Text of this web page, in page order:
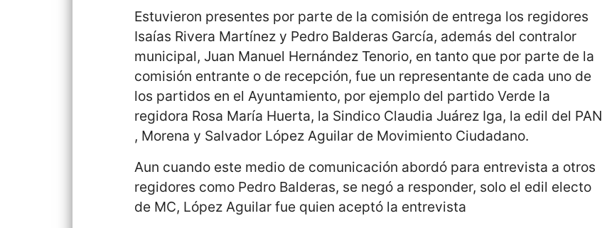
Estuvieron presentes por parte de la comisión de entrega los regidores
Isaías Rivera Martínez y Pedro Balderas García, además del contralor
municipal, Juan Manuel Hernández Tenorio, en tanto que por parte de la
comisión entrante o de recepción, fue un representante de cada uno de
los partidos en el Ayuntamiento, por ejemplo del partido Verde la
regidora Rosa María Huerta, la Sindico Claudia Juárez Iga, la edil del PAN
, Morena y Salvador López Aguilar de Movimiento Ciudadano.
Aun cuando este medio de comunicación abordó para entrevista a otros
regidores como Pedro Balderas, se negó a responder, solo el edil electo
de MC, López Aguilar fue quien aceptó la entrevista